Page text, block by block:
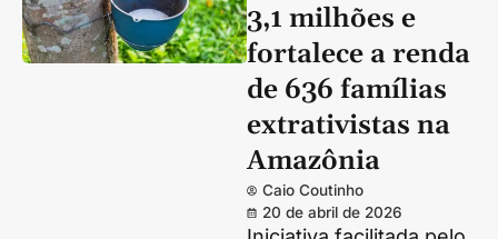
3,1 milhões e
fortalece a renda
de 636 famílias
extrativistas na
Amazônia
Caio Coutinho
20 de abril de 2026